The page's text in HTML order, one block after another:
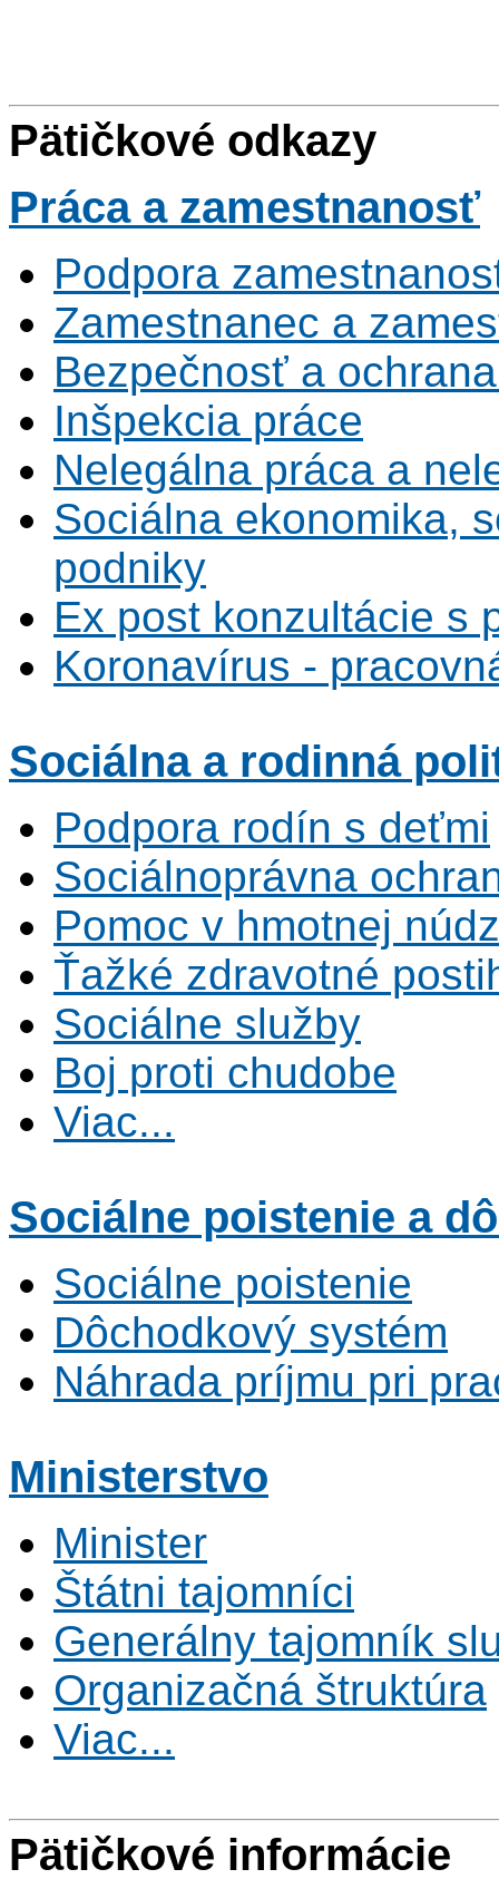
Pätičkové odkazy
Prácaa zamestnanosť
Podpora
Zamestnanec a
Bezpečnosť a
Inšpekcia práce
Nelegálna práca a
Sociálna ekonomika,
podniky
Ex post konzultácie s
Koronavírus -
Sociálnaa rodinná
Podpora rodín s deťmi
Sociálnoprávna
Pomoc v hmotnej
Ťažké zdravotné
Sociálne služby
Boj proti chudobe
Viac...
Sociálne poistenie a
Sociálne poistenie
Dôchodkový systém
Náhrada príjmu pri
Ministerstvo
Minister
Štátni tajomníci
Generálny tajomník
Organizačná štruktúra
Viac...
Pätičkové informácie